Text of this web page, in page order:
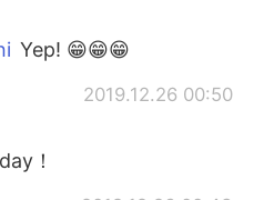
Yep! 😁😁😁
2019.12.26 00:50
！